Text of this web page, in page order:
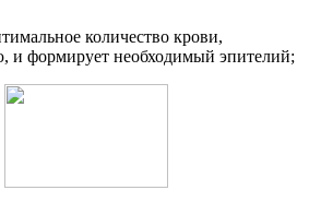
количество крови,
и формирует необходимый эпителий;